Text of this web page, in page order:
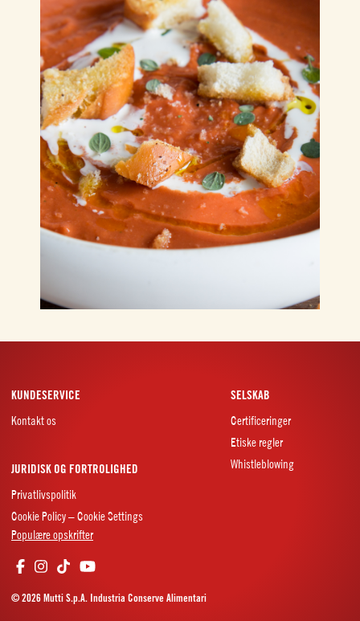
KUNDESERVICE
Kontakt os
SELSKAB
Certificeringer
Etiske regler
Whistleblowing
JURIDISK OG FORTROLIGHED
Privatlivspolitik
Cookie Policy – Cookie Settings
Populære opskrifter
© 2026 Mutti S.p.A. Industria Conserve Alimentari